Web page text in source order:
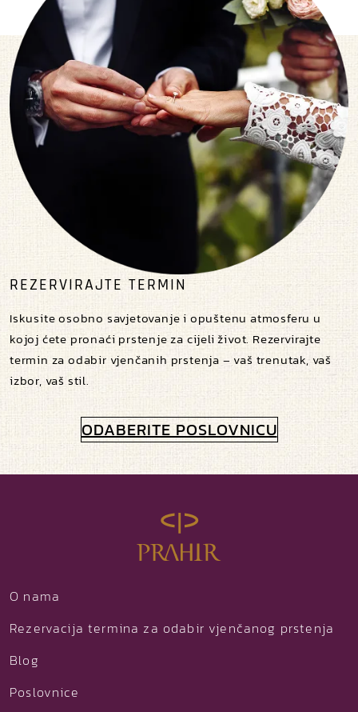
REZERVIRAJTE TERMIN
Iskusite osobno savjetovanje i opuštenu atmosferu u
kojoj ćete pronaći prstenje za cijeli život. Rezervirajte
termin za odabir vjenčanih prstenja – vaš trenutak, vaš
izbor, vaš stil.
ODABERITE POSLOVNICU
O nama
Rezervacija termina za odabir vjenčanog prstenja
Blog
Poslovnice